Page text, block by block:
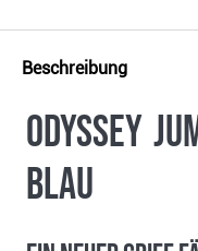
Beschreibung
Odyssey
blau